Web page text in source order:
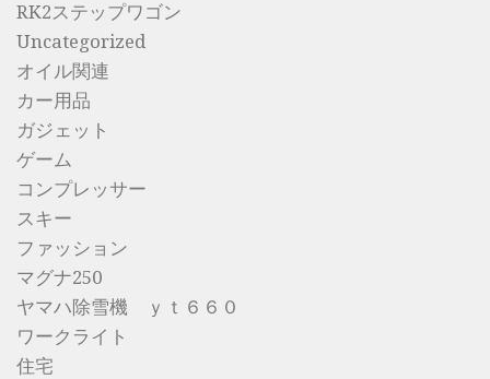
RK2ステップワゴン
Uncategorized
オイル関連
カー用品
ガジェット
ゲーム
コンプレッサー
スキー
ファッション
マグナ250
ヤマハ除雪機 ｙｔ６６０
ワークライト
住宅